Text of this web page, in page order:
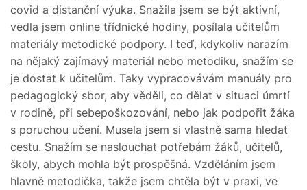
covid a distanční výuka. Snažila jsem se být aktivní,
vedla jsem online třídnické hodiny, posílala učitelům
materiály metodické podpory. I teď, kdykoliv narazím
na nějaký zajímavý materiál nebo metodiku, snažím se
je dostat k učitelům. Taky vypracovávám manuály pro
pedagogický sbor, aby věděli, co dělat v situaci úmrtí
v rodině, při sebepoškozování, nebo jak podpořit žáka
s poruchou učení. Musela jsem si vlastně sama hledat
cestu. Snažím se naslouchat potřebám žáků, učitelů,
školy, abych mohla být prospěšná. Vzděláním jsem
hlavně metodička, takže jsem chtěla být v praxi, ve